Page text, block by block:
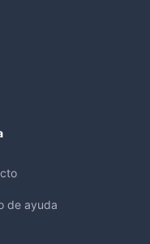
de ayuda